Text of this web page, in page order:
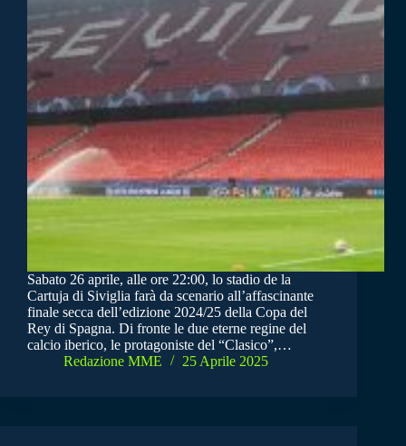
Sabato 26 aprile, alle ore 22:00, lo stadio de la
Cartuja di Siviglia farà da scenario all’affascinante
finale secca dell’edizione 2024/25 della Copa del
Rey di Spagna. Di fronte le due eterne regine del
calcio iberico, le protagoniste del “Clasico”,…
Redazione MME
25 Aprile 2025